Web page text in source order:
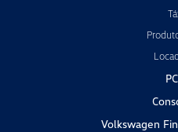
Volkswagen